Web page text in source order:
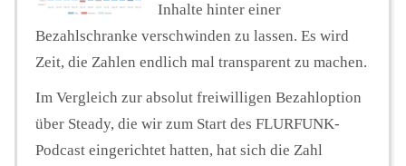
Seminare
Unterstützen
Inhalte hinter einer
Bezahlschranke verschwinden zu lassen. Es wird
Zeit, die Zahlen endlich mal transparent zu machen.
Im Vergleich zur absolut freiwilligen Bezahloption
über Steady, die wir zum Start des FLURFUNK-
Podcast eingerichtet hatten, hat sich die Zahl